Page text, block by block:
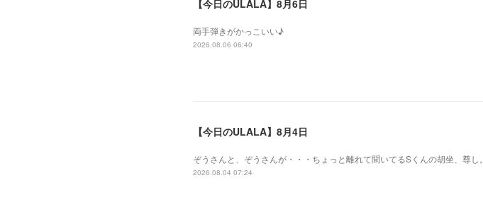
【今日のULALA】8月6日
両手弾きがかっこいい♪
2026.08.06 06:40
【今日のULALA】8月4日
ぞうさんと、ぞうさんが・・・ちょっと離れて聞いてるSくんの胡坐、尊し。
2026.08.04 07:24